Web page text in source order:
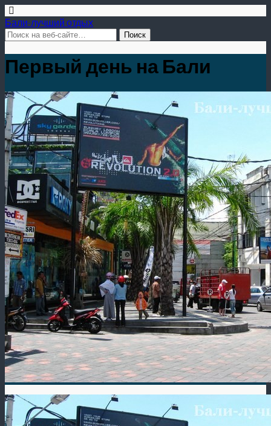
Бали-лучший отдых
Первый день на Бали